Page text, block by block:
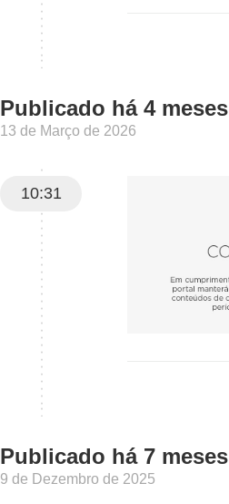
Publicado há 4 meses
13 de Março de 2026
10:31
Publicado há 7 meses
9 de Dezembro de 2025